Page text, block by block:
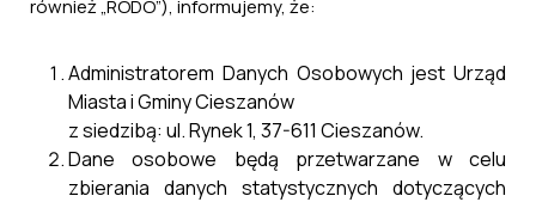
Pismo dotyczące aktu planowania
przestrzennego
również „RODO”), informujemy, że:
Administratorem Danych Osobowych jest Urząd
Miasta i Gminy Cieszanów
z siedzibą: ul. Rynek 1, 37-611 Cieszanów.
Dane osobowe będą przetwarzane w celu
zbierania danych statystycznych dotyczących